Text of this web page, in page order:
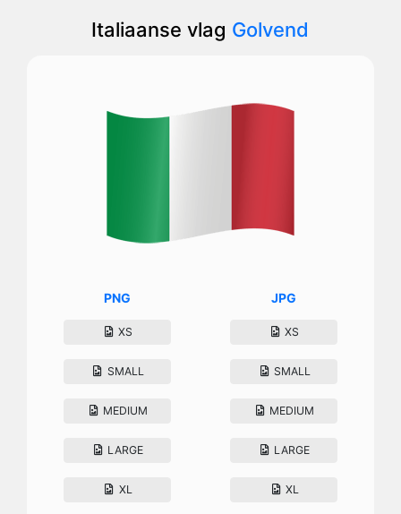
Italiaanse vlag Golvend
PNG
XS
SMALL
MEDIUM
LARGE
XL
JPG
XS
SMALL
MEDIUM
LARGE
XL